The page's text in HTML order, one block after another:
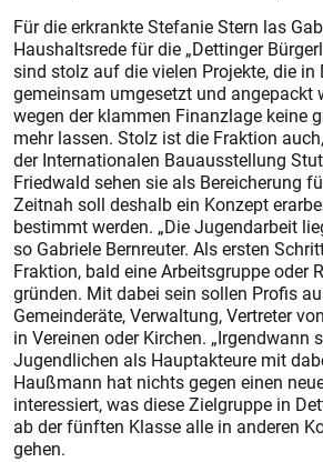
Für die erkrankte Stefanie Stern las
Haushaltsrede für die „Dettinger
sind stolz auf die vielen Projekte, die in
gemeinsam umgesetzt und angepackt
wegen der klammen Finanzlage keine
mehr lassen. Stolz ist die Fraktion
der Internationalen Bauausstellung
Friedwald sehen sie als Bereicherung
Zeitnah soll deshalb ein Konzept
bestimmt werden. „Die Jugendarbeit
so Gabriele Bernreuter. Als ersten
Fraktion, bald eine Arbeitsgruppe oder
gründen. Mit dabei sein sollen Profis
Gemeinderäte, Verwaltung, Vertreter
in Vereinen oder Kirchen. „Irgendwann
Jugendlichen als Hauptakteure mit
Haußmann hat nichts gegen einen
interessiert, was diese Zielgruppe in
ab der fünften Klasse alle in anderen
gehen.